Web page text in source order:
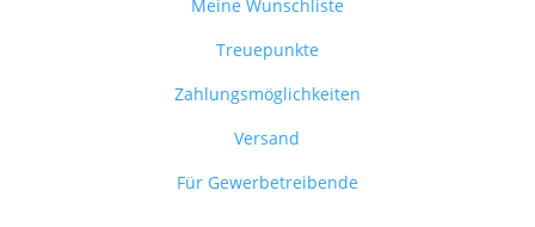
Meine Wunschliste
Treuepunkte
Zahlungsmöglichkeiten
Versand
Für Gewerbetreibende